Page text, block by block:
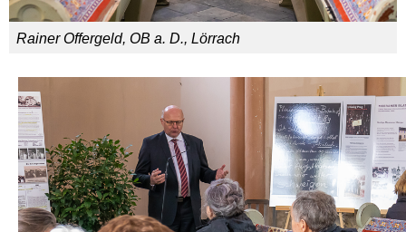
Rainer Offergeld, OB a. D., Lörrach